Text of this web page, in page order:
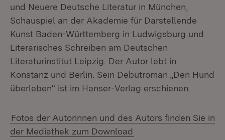
und Neuere Deutsche Literatur in München,
Schauspiel an der Akademie für Darstellende
Kunst Baden-Württemberg in Ludwigsburg und
Literarisches Schreiben am Deutschen
Literaturinstitut Leipzig. Der Autor lebt in
Konstanz und Berlin. Sein Debutroman „Den Hund
überleben“ ist im Hanser-Verlag erschienen.
Fotos der Autorinnen und des Autors finden Sie in
der Mediathek zum Download